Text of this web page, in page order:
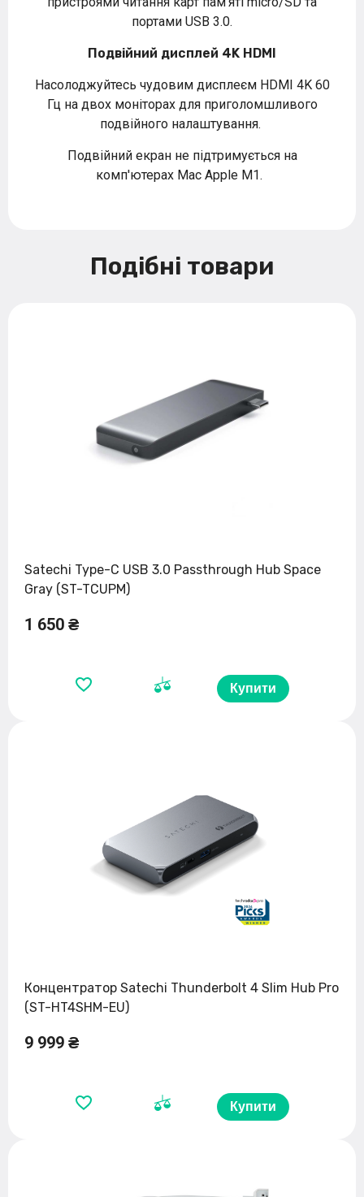
портами USB 3.0.
Подвійний дисплей 4K HDMI
Насолоджуйтесь чудовим дисплеєм HDMI 4K 60
Гц на двох моніторах для приголомшливого
подвійного налаштування.
Подвійний екран не підтримується на
комп'ютерах Mac Apple M1.
Подібні товари
Satechi Type-C USB 3.0 Passthrough Hub Space
Gray (ST-TCUPM)
1 650 ₴
Купити
Концентратор Satechi Thunderbolt 4 Slim Hub Pro
(ST-HT4SHM-EU)
9 999 ₴
Купити